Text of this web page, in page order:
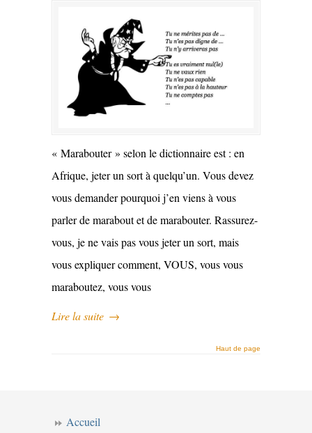
« Marabouter » selon le dictionnaire est : en
Afrique, jeter un sort à quelqu’un. Vous devez
vous demander pourquoi j’en viens à vous
parler de marabout et de marabouter. Rassurez-
vous, je ne vais pas vous jeter un sort, mais
vous expliquer comment, VOUS, vous vous
maraboutez, vous vous
Lire la suite →
Haut de page
Accueil